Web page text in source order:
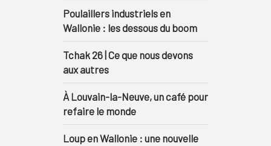
Poulaillers industriels en
Wallonie : les dessous du boom
Tchak 26 | Ce que nous devons
aux autres
À Louvain-la-Neuve, un café pour
refaire le monde
Loup en Wallonie : une nouvelle